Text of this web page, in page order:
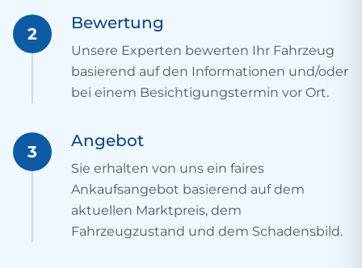
2
Bewertung
Unsere Experten bewerten Ihr Fahrzeug
basierend auf den Informationen und/oder
bei einem Besichtigungstermin vor Ort.
3
Angebot
Sie erhalten von uns ein faires
Ankaufsangebot basierend auf dem
aktuellen Marktpreis, dem
Fahrzeugzustand und dem Schadensbild.